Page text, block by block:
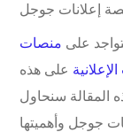
على منصات
على هذه
المقالة سنحاول